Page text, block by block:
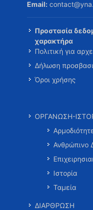
Email:
Προστασία
χαρακτήρα
Πολιτική για
Δήλωση
Όροι χρήσης
ΟΡΓΑΝΩΣΗ-
Ανθρώπινο
Ιστορία
Ταμεία
ΔΙΑΡΘΡΩΣΗ